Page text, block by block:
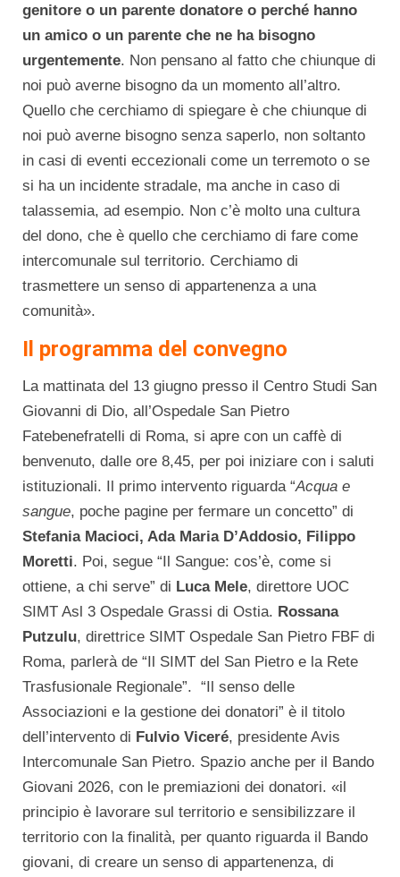
genitore o un parente donatore o perché hanno
un amico o un parente che ne ha bisogno
urgentemente. Non pensano al fatto che chiunque di
noi può averne bisogno da un momento all’altro.
Quello che cerchiamo di spiegare è che chiunque di
noi può averne bisogno senza saperlo, non soltanto
in casi di eventi eccezionali come un terremoto o se
si ha un incidente stradale, ma anche in caso di
talassemia, ad esempio. Non c’è molto una cultura
del dono, che è quello che cerchiamo di fare come
intercomunale sul territorio. Cerchiamo di
trasmettere un senso di appartenenza a una
comunità».
Il programma del convegno
La mattinata del 13 giugno presso il Centro Studi San
Giovanni di Dio, all’Ospedale San Pietro
Fatebenefratelli di Roma, si apre con un caffè di
benvenuto, dalle ore 8,45, per poi iniziare con i saluti
istituzionali. Il primo intervento riguarda “Acqua e
sangue, poche pagine per fermare un concetto” di
Stefania Macioci, Ada Maria D’Addosio, Filippo
Moretti. Poi, segue “Il Sangue: cos’è, come si
ottiene, a chi serve” di Luca Mele, direttore UOC
SIMT Asl 3 Ospedale Grassi di Ostia. Rossana
Putzulu, direttrice SIMT Ospedale San Pietro FBF di
Roma, parlerà de “Il SIMT del San Pietro e la Rete
Trasfusionale Regionale”. “Il senso delle
Associazioni e la gestione dei donatori” è il titolo
dell’intervento di Fulvio Viceré, presidente Avis
Intercomunale San Pietro. Spazio anche per il Bando
Giovani 2026, con le premiazioni dei donatori. «il
principio è lavorare sul territorio e sensibilizzare il
territorio con la finalità, per quanto riguarda il Bando
giovani, di creare un senso di appartenenza, di